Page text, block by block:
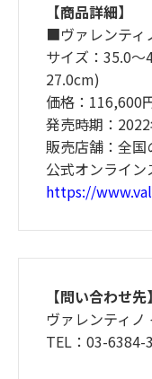
【商品詳細】
■ヴァレンティ
サイズ：35.0
27.0cm)
価格：116,600
発売時期：
販売店舗：全国
公式オンライン
https://
【問い合わせ先】
ヴァレンティ
TEL：03-6384-